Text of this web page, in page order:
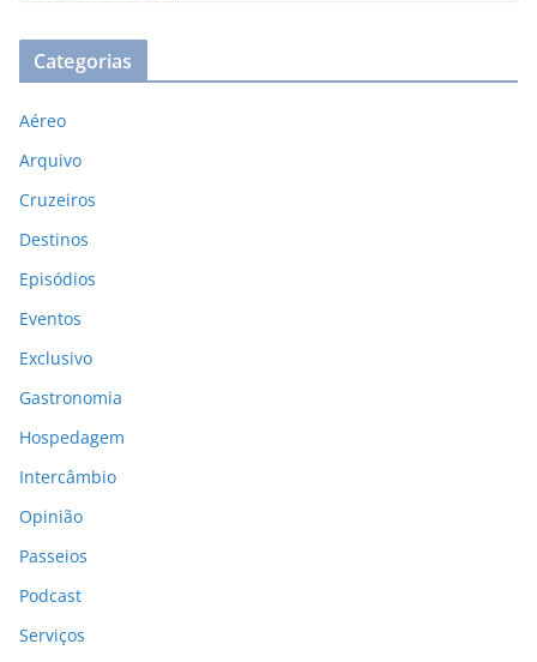
Categorias
Aéreo
Arquivo
Cruzeiros
Destinos
Episódios
Eventos
Exclusivo
Gastronomia
Hospedagem
Intercâmbio
Opinião
Passeios
Podcast
Serviços